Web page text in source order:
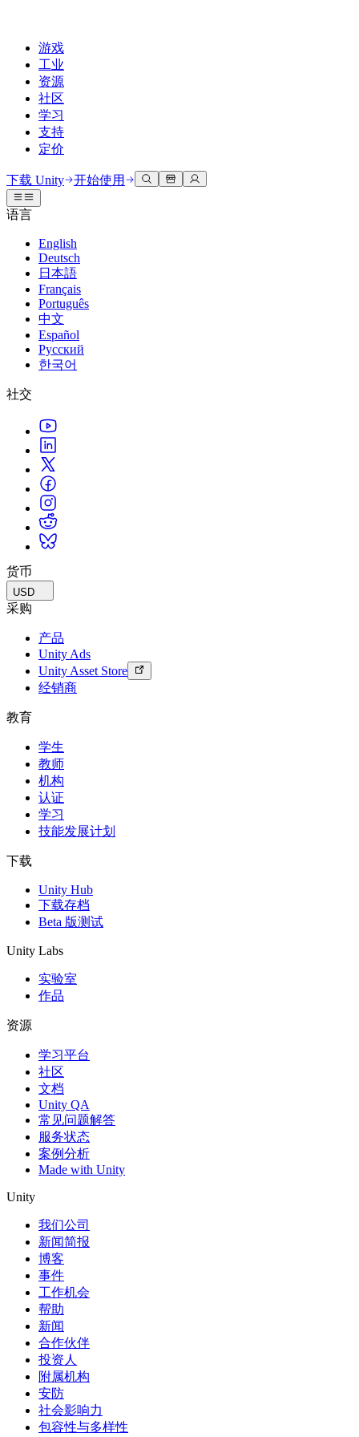
游戏
工业
资源
社区
学习
支持
定价
开发
Unity 引擎
为任何平台构建2D和3D游戏
协作
与团队协作并快速迭代
下载 Unity
计划和定价
部署
探索 Unity 支持的超过 25 个平台
常态化运营
游戏上线后的数据洞察与常态化运营
Grow
用户获取
被发现并获取移动用户
管理跨门店和D2C渠道的IAP（应用内购买）
商业化
通过 Unity 投放广告
使用案例
移动游戏
使用 Unity 打造移动端爆款游戏
独立游戏
小团队也能做出大游戏
XR 游戏
跨平台发布 XR 游戏
多人游戏
简化多人游戏开发
使用案例
3D协作
实时构建和审查3D项目
沉浸式培训
在沉浸式环境中培训
客户体验
创建互动3D体验
行业
实现运营卓越
零售
将店内体验转化为在线体验
汽车
提升创新能力和车内体验
查看所有行业
技术库
文档
官方用户手册和API参考
开发者工具
发布版本和问题跟踪器
路线图
查看即将推出的功能
技术术语库
案例分析
真实成功案例
最佳实践指南
专家提示和技巧
演示
演示、示例和构建模块
所有资源
新增功能
博客
更新、信息和技术提示
新闻
新闻、故事和新闻中心
社区中心
讨论
讨论、解决问题和连接
事件
全球和本地活动
社区故事
Made with Unity
展示Unity创作者
直播活动
Unity奖项
庆祝全球的Unity创作者
适合每个级别
Unity Learn
免费掌握Unity技能
专业培训
通过Unity培训师提升您的团队
Unity新手
准备开始
开始您的学习
你是Unity 新手？开始您的旅程
使用指南
可操作的技巧和最佳实践
教育
对于学生
开启您的职业生涯
增强您的教学
教育资助许可证
认证
证明您的Unity精通
支持选项
获取帮助
帮助您在Unity中取得成功
成功计划
通过专家支持更快实现目标
常见问题解答
常见问题解答
联系我们
下载 Unity 开始使用
语言
English
Deutsch
日本語
Français
Português
中文
Español
Русский
한국어
社交
货币
USD
采购
产品
Unity Ads
Unity Asset Store
经销商
教育
学生
教师
机构
认证
学习
技能发展计划
下载
Unity Hub
下载存档
Beta 版测试
Unity Labs
实验室
作品
资源
学习平台
社区
文档
Unity QA
常见问题解答
服务状态
案例分析
Made with Unity
Unity
我们公司
新闻简报
博客
事件
工作机会
帮助
新闻
合作伙伴
投资人
附属机构
安防
社会影响力
包容性与多样性